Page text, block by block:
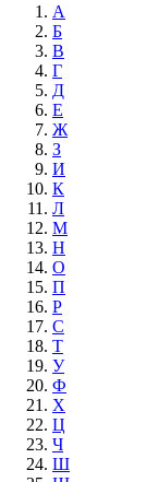
А
Б
В
Г
Д
Е
Ж
З
И
К
Л
М
Н
О
П
Р
С
Т
У
Ф
Х
Ц
Ч
Ш